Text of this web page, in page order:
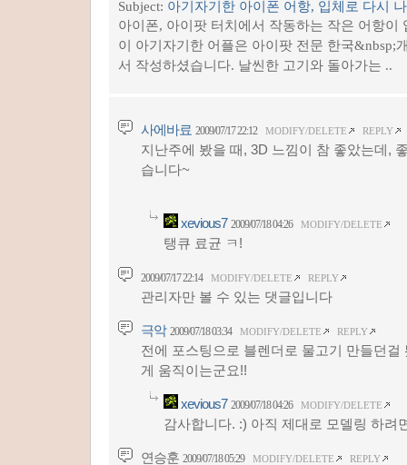
Subject: 아기자기한 아이폰 어항, 입체로 다시
아이폰, 아이팟 터치에서 작동하는 작은 어항이
이 아기자기한 어플은 아이팟 전문 한국&nbsp;
서 작성하셨습니다. 날씬한 고기와 돌아가는 ..
사에바료 2009/07/17 22:12 MODIFY/DELETE REPLY
지난주에 봤을 때, 3D 느낌이 참 좋았는데,
습니다~
xevious7 2009/07/18 04:26 MODIFY/DELETE
탱큐 료균 ㅋ!
2009/07/17 22:14 MODIFY/DELETE REPLY
관리자만 볼 수 있는 댓글입니다
극악 2009/07/18 03:34 MODIFY/DELETE REPLY
전에 포스팅으로 블렌더로 물고기 만들던걸
게 움직이는군요!!
xevious7 2009/07/18 04:26 MODIFY/DELETE
감사합니다. :) 아직 제대로 모델링 하려
연승훈 2009/07/18 05:29 MODIFY/DELETE REPLY